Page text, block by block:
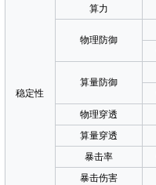
稳定性
算力
物理防御
算量防御
物理穿透
算量穿透
暴击率
暴击伤害